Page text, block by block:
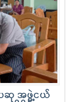
ေဆု အဖွဲ့ငယ်